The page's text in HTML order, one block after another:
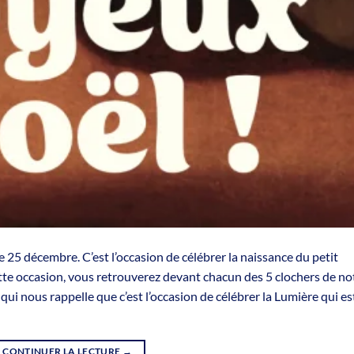
décembre. C’est l’occasion de célébrer la naissance du petit
occasion, vous retrouverez devant chacun des 5 clochers de
nous rappelle que c’est l’occasion de célébrer la Lumière qui
CONTINUER LA LECTURE →